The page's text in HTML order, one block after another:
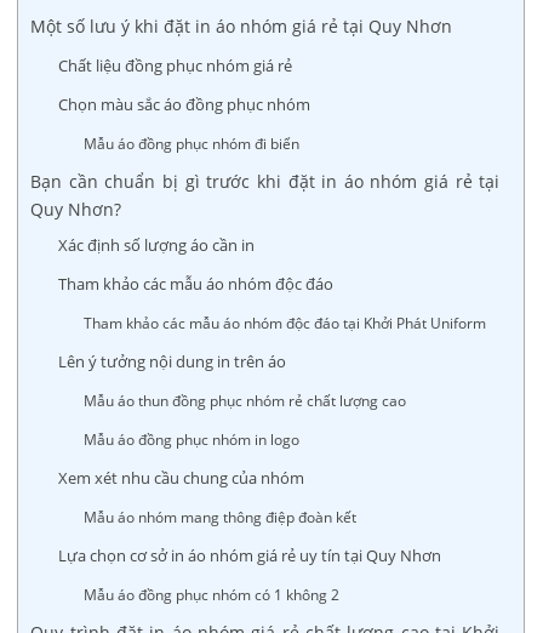
Một số lưu ý khi đặt in áo nhóm giá rẻ tại Quy Nhơn
Chất liệu đồng phục nhóm giá rẻ
Chọn màu sắc áo đồng phục nhóm
Mẫu áo đồng phục nhóm đi biển
Bạn cần chuẩn bị gì trước khi đặt in áo nhóm giá rẻ tại
Quy Nhơn?
Xác định số lượng áo cần in
Tham khảo các mẫu áo nhóm độc đáo
Tham khảo các mẫu áo nhóm độc đáo tại Khởi Phát Uniform
Lên ý tưởng nội dung in trên áo
Mẫu áo thun đồng phục nhóm rẻ chất lượng cao
Mẫu áo đồng phục nhóm in logo
Xem xét nhu cầu chung của nhóm
Mẫu áo nhóm mang thông điệp đoàn kết
Lựa chọn cơ sở in áo nhóm giá rẻ uy tín tại Quy Nhơn
Mẫu áo đồng phục nhóm có 1 không 2